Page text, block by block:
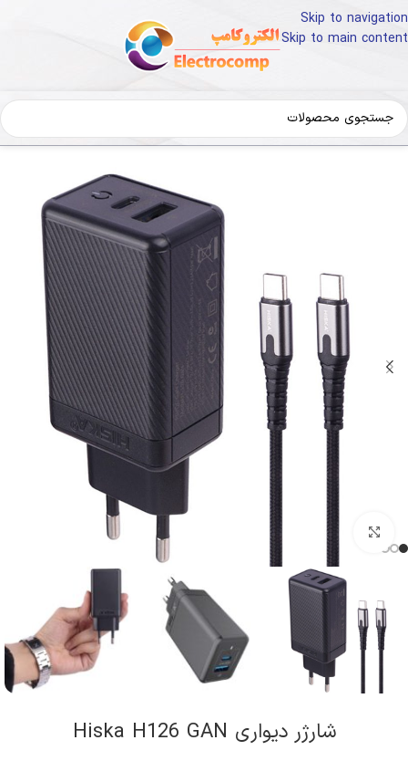
Skip to navigation
Skip to main content
لوازم جانبی تجهیزات جانبی موبایل شارژر و کابل شارژ
کلیک برای بزرگنمایی
شارژر دیواری Hiska H126 GAN